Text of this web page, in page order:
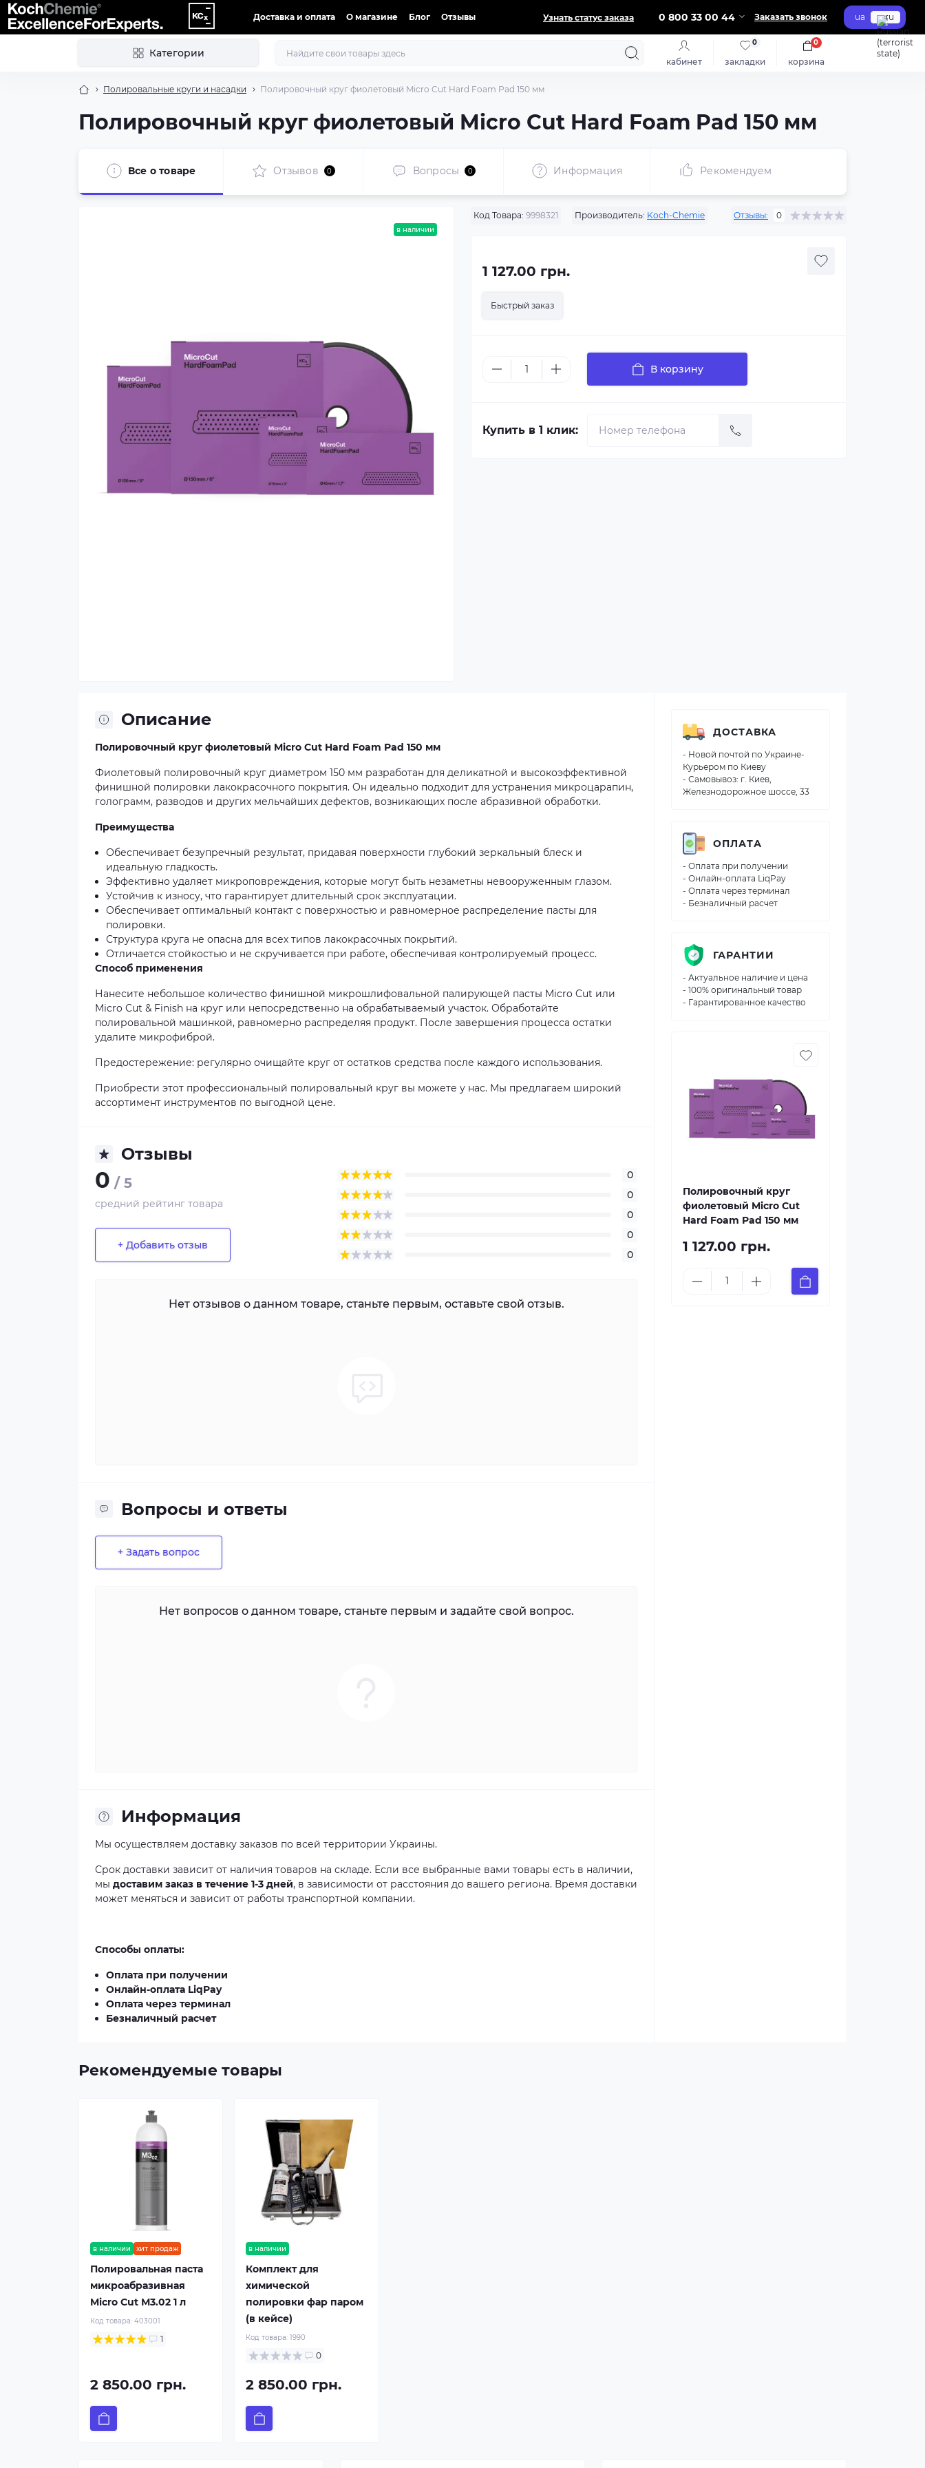
Доставка и оплата О магазине Блог Отзывы Узнать статус заказа 0 800 33 00 44 Заказать звонок ua ru
Категории
кабинет закладки
0
корзина
0
Полировальные круги и насадки Полировочный круг фиолетовый Micro Cut Hard Foam Pad 150 мм
Полировочный круг фиолетовый Micro Cut Hard Foam Pad 150 мм
Все о товаре Отзывов 0 Вопросы 0 Информация Рекомендуем
в наличии
Код Товара: 9998321 Производитель: Koch-Chemie Отзывы: 0
1 127.00 грн.
Быстрый заказ
В корзину
Купить в 1 клик:
Описание
Полировочный круг фиолетовый Micro Cut Hard Foam Pad 150 мм
Фиолетовый полировочный круг диаметром 150 мм разработан для деликатной и высокоэффективной
финишной полировки лакокрасочного покрытия. Он идеально подходит для устранения микроцарапин,
голограмм, разводов и других мельчайших дефектов, возникающих после абразивной обработки.
Преимущества
Обеспечивает безупречный результат, придавая поверхности глубокий зеркальный блеск и
идеальную гладкость.
Эффективно удаляет микроповреждения, которые могут быть незаметны невооруженным глазом.
Устойчив к износу, что гарантирует длительный срок эксплуатации.
Обеспечивает оптимальный контакт с поверхностью и равномерное распределение пасты для
полировки.
Структура круга не опасна для всех типов лакокрасочных покрытий.
Отличается стойкостью и не скручивается при работе, обеспечивая контролируемый процесс.
Способ применения
Нанесите небольшое количество финишной микрошлифовальной палирующей пасты Micro Cut или
Micro Cut & Finish на круг или непосредственно на обрабатываемый участок. Обработайте
полировальной машинкой, равномерно распределяя продукт. После завершения процесса остатки
удалите микрофиброй.
Предостережение: регулярно очищайте круг от остатков средства после каждого использования.
Приобрести этот профессиональный полировальный круг вы можете у нас. Мы предлагаем широкий
ассортимент инструментов по выгодной цене.
Отзывы
0 / 5
средний рейтинг товара
+ Добавить отзыв
0
0
0
0
0
Нет отзывов о данном товаре, станьте первым, оставьте свой отзыв.
Вопросы и ответы
+ Задать вопрос
Нет вопросов о данном товаре, станьте первым и задайте свой вопрос.
Информация
Мы осуществляем доставку заказов по всей территории Украины.
Срок доставки зависит от наличия товаров на складе. Если все выбранные вами товары есть в наличии,
мы доставим заказ в течение 1-3 дней, в зависимости от расстояния до вашего региона. Время доставки
может меняться и зависит от работы транспортной компании.
Способы оплаты:
Оплата при получении
Онлайн-оплата LiqPay
Оплата через терминал
Безналичный расчет
ДОСТАВКА
- Новой почтой по Украине-
Курьером по Киеву
- Самовывоз: г. Киев,
Железнодорожное шоссе, 33
ОПЛАТА
- Оплата при получении
- Онлайн-оплата LiqPay
- Оплата через терминал
- Безналичный расчет
ГАРАНТИИ
- Актуальное наличие и цена
- 100% оригинальный товар
- Гарантированное качество
Полировочный круг
фиолетовый Micro Cut
Hard Foam Pad 150 мм
1 127.00 грн.
Рекомендуемые товары
в наличии хит продаж
Полировальная паста
микроабразивная
Micro Cut М3.02 1 л
Код товара: 403001
1
2 850.00 грн.
в наличии
Комплект для
химической
полировки фар паром
(в кейсе)
Код товара:1990
0
2 850.00 грн.